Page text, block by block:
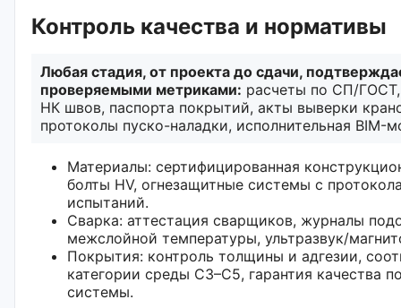
Контроль качества и нормативы
Любая стадия, от проекта до сдачи,
проверяемыми метриками: расчеты по СП/ГОСТ,
НК швов, паспорта покрытий, акты выверки
протоколы пуско-наладки, исполнительная BIM-
Материалы: сертифицированная
болты HV, огнезащитные системы с
испытаний.
Сварка: аттестация сварщиков, журналы
межслойной температуры, ультразвук/
Покрытия: контроль толщины и адгезии,
категории среды C3–C5, гарантия качества
системы.